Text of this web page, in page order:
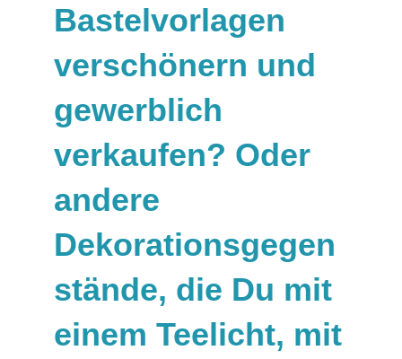
Bastelvorlagen
verschönern und
gewerblich
verkaufen? Oder
andere
Dekorationsgegen
stände, die Du mit
einem Teelicht, mit